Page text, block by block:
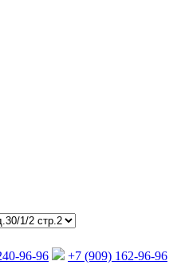
96-96 +7 (909) 162-96-96